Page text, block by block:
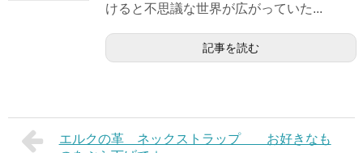
けると不思議な世界が広がっていた...
記事を読む
エルクの革 ネックストラップ お好きなも